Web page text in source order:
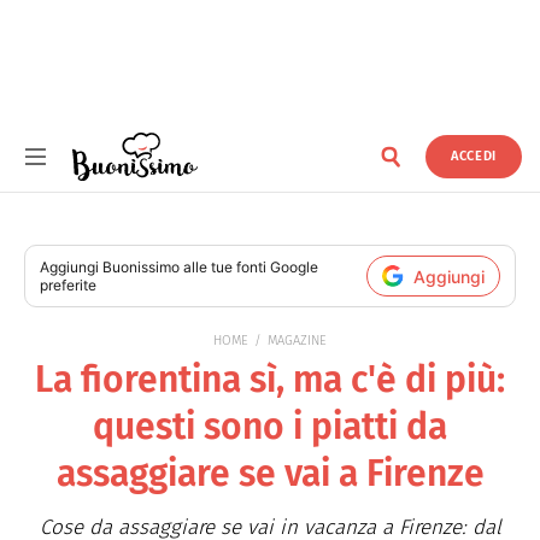
ACCEDI
Aggiungi Buonissimo alle tue fonti Google
preferite
Aggiungi
HOME MAGAZINE
La fiorentina sì, ma c'è di più:
questi sono i piatti da
assaggiare se vai a Firenze
Cose da assaggiare se vai in vacanza a Firenze: dal